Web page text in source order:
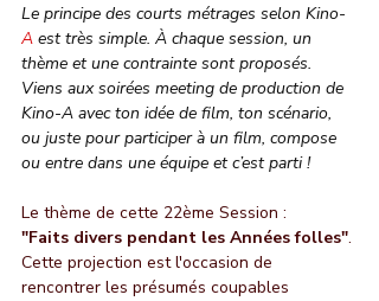
Le principe des courts métrages selon Kino-
A est très simple. À chaque session, un
thème et une contrainte sont proposés.
Viens aux soirées meeting de production de
Kino-A avec ton idée de film, ton scénario,
ou juste pour participer à un film, compose
ou entre dans une équipe et c’est parti !
Le thème de cette 22ème Session :
"Faits divers pendant les Années folles".
Cette projection est l'occasion de
rencontrer les présumés coupables